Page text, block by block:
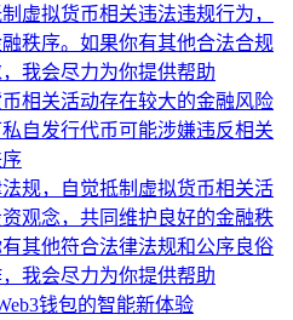
虚拟货币相关违法违规行为，
秩序。如果你有其他合法合规
我会尽力为你提供帮助
相关活动存在较大的金融风险
自发行代币可能涉嫌违反相关
规，自觉抵制虚拟货币相关活
观念，共同维护良好的金融秩
其他符合法律法规和公序良俗
我会尽力为你提供帮助
钱包的智能新体验